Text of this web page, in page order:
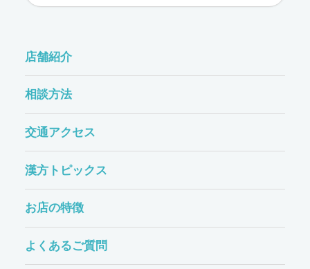
店舗紹介
相談方法
交通アクセス
漢方トピックス
お店の特徴
よくあるご質問